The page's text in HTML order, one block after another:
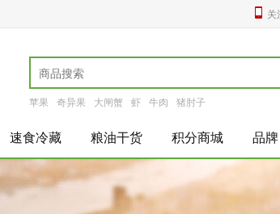
关
速食冷藏 粮油干货 积分商城 品牌
苹果 奇异果 大闸蟹 虾 牛肉 猪肘子